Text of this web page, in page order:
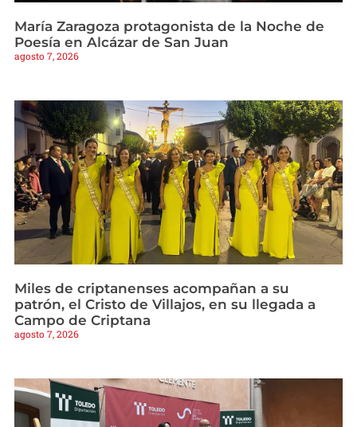
María Zaragoza protagonista de la Noche de
Poesía en Alcázar de San Juan
agosto 7, 2026
Miles de criptanenses acompañan a su
patrón, el Cristo de Villajos, en su llegada a
Campo de Criptana
agosto 7, 2026